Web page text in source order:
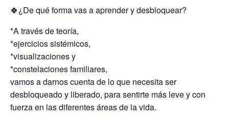
🍀¿De qué forma vas a aprender y desbloquear?
*A través de teoría,
*ejercicios sistémicos,
*visualizaciones y
*constelaciones familiares,
vamos a darnos cuenta de lo que necesita ser
desbloqueado y liberado, para sentirte más leve y con
fuerza en las diferentes áreas de la vida.